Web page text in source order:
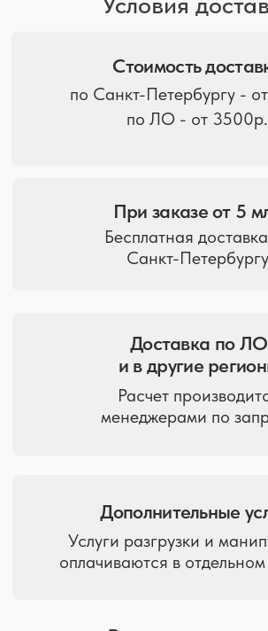
Расчет производится
Услуги разгрузки и манипулятора
оплачиваются в отдельном порядке.
Дополнительные услуги
заинтересовать
Отгрузка товара ежедневно с 9:00 до 19:00
Санкт-Петербург, ул. Политехническая, д. 9
2008-2026 ©
Политика в отношении обработки персональных данных